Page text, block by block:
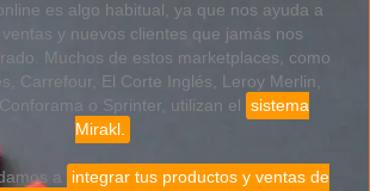
es algo habitual, ya que nos ayuda a
ventas y nuevos clientes que jamás nos
Muchos de estos marketplaces, como
Carrefour, El Corte Inglés, Leroy Merlin,
o Sprinter, utilizan el
sistema
Mirakl.
a
integrar tus productos y ventas de